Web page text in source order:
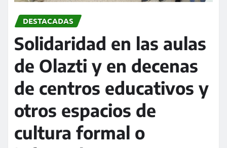
DESTACADAS
Solidaridad en las aulas
de Olazti y en decenas
de centros educativos y
otros espacios de
cultura formal o